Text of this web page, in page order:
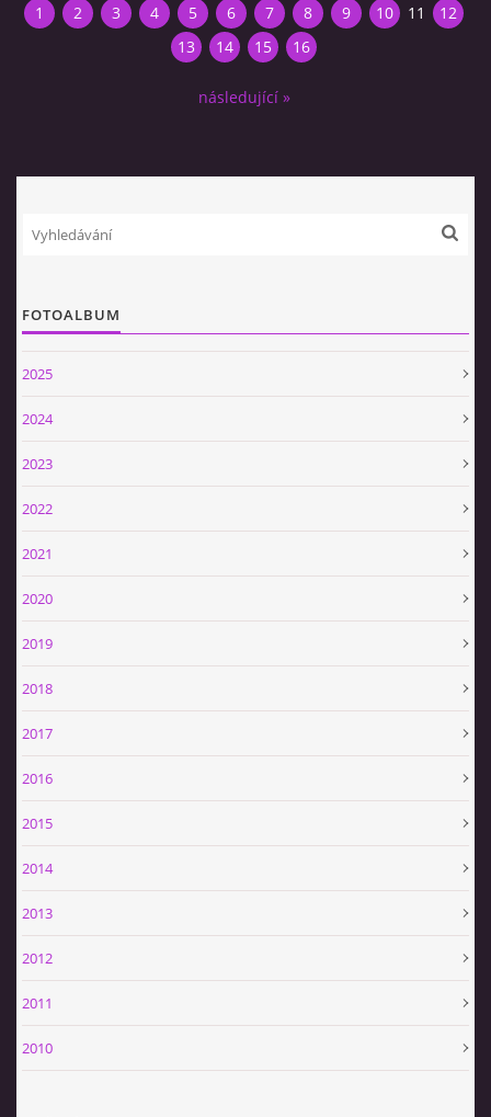
1 2 3 4 5 6 7 8 9 10 11
12
13
14 15 16
následující »
FOTOALBUM
2025
2024
2023
2022
2021
2020
2019
2018
2017
2016
2015
2014
2013
2012
2011
2010